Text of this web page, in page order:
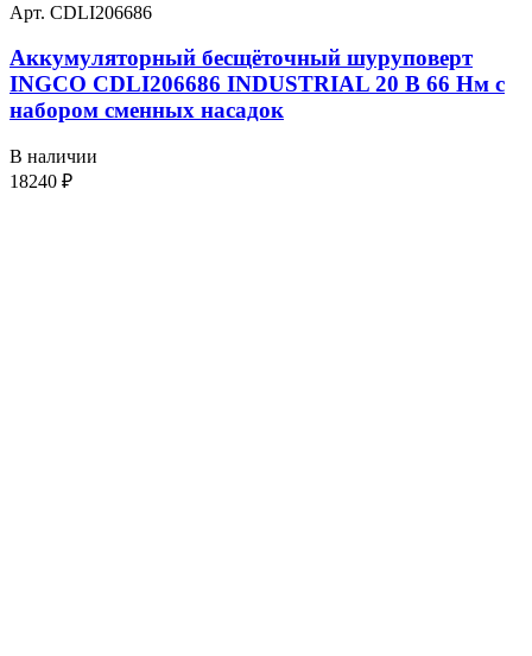
Арт. CDLI206686
Аккумуляторный бесщёточный шуруповерт
INGCO CDLI206686 INDUSTRIAL 20 В 66 Нм с
набором сменных насадок
В наличии
18240 ₽